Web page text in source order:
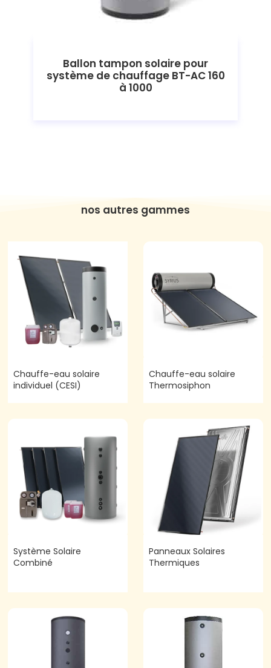
Ballon tampon solaire pour
système de chauffage BT-AC 160
à 1000
nos autres gammes
Chauffe-eau solaire
individuel (CESI)
Chauffe-eau solaire
Thermosiphon
Système Solaire
Combiné
Panneaux Solaires
Thermiques